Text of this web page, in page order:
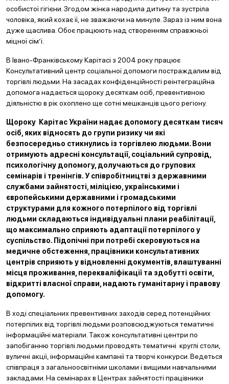
особистої гігієни. Згодом жінка народила дитину та зустріла
чоловіка, який кохає її, не зважаючи на минуле. Зараз із ним вона
дуже щаслива. Обоє працюють над створенням справжньої
міцної сім’ї.
В Івано-Франківському Карітасі з 2004 року працює
Консультативний центр соціальної допомоги постраждалим від
торгівлі людьми. На засадах конфіденційності реінтеграційна
допомога надається щороку десяткам осіб, превентивною
діяльністю в рік охоплено ще сотні мешканців цього регіону.
Щороку Карітас України надає допомогу десяткам тисяч
осіб, яких відносять до групи ризику чи які
безпосередньо стикнулись із торгівлею людьми. Вони
отримують адресні консультації, соціальний супровід,
психологічну допомогу, долучаються до групових
семінарів і тренінгів. У співробітництві з державними
службами зайнятості, міліцією, українськими і
європейськими державними і громадськими
структурами для кожного потерпілого від торгівлі
людьми складаються індивідуальні плани реабілітації,
що максимально сприяють адаптації потерпілого у
суспільство. Підопічні при потребі скеровуються на
медичне обстеження, працівники консультативних
центрів сприяють у відновленні документів, влаштуванні
місця проживання, перекваліфікації та здобутті освіти,
відкритті власної справи, надають гуманітарну і правову
допомогу.
В ході спеціальних превентивних заходів серед потенційних
потерпілих від торгівлі людьми розповсюджуються тематичні
інформаційні матеріали. Також консультативні центри по
запобіганню торгівлі людьми проводять тематичні круглі столи,
вуличні акції, інформаційні кампанії та творчі конкурси. Ведеться
співпраця з загальноосвітніми школами і вищими навчальними
закладами. На семінарах в Центрах зайнятості працівники